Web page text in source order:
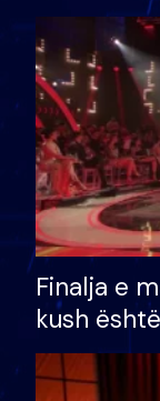
Finalja e
kush
shtëpinë
të fituar